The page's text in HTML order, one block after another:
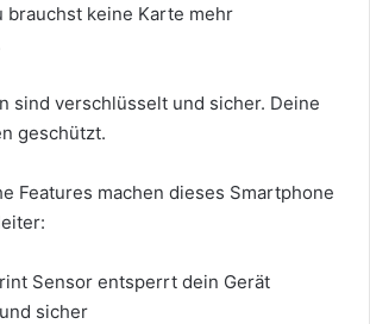
brauchst keine Karte mehr
sind verschlüsselt und sicher. Deine
geschützt.
Features machen dieses Smartphone
Sensor entsperrt dein Gerät
sicher